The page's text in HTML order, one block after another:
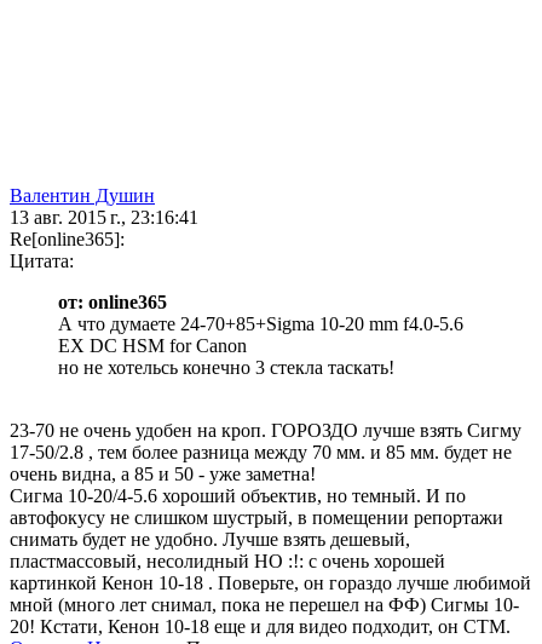
Валентин Душин
13 авг. 2015 г., 23:16:41
Re[online365]:
Цитата:
от: online365
А что думаете 24-70+85+Sigma 10-20 mm f4.0-5.6
EX DC HSM for Canon
но не хотельсь конечно 3 стекла таскать!
23-70 не очень удобен на кроп. ГОРОЗДО лучше взять Сигму
17-50/2.8 , тем более разница между 70 мм. и 85 мм. будет не
очень видна, а 85 и 50 - уже заметна!
Сигма 10-20/4-5.6 хороший объектив, но темный. И по
автофокусу не слишком шустрый, в помещении репортажи
снимать будет не удобно. Лучше взять дешевый,
пластмассовый, несолидный НО :!: с очень хорошей
картинкой Кенон 10-18 . Поверьте, он гораздо лучше любимой
мной (много лет снимал, пока не перешел на ФФ) Сигмы 10-
20! Кстати, Кенон 10-18 еще и для видео подходит, он СТМ.